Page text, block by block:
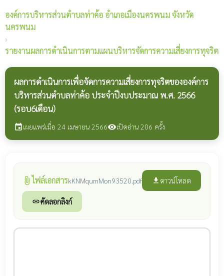
องค์การบริหารส่วนตำบลท่าค้อ อำเภอเมืองนครพนม จังหวัด
นครพนม
›
รายงานผลการดำเนินการตามแผนบริหารจัดการความเสี่ยงการทุจริต
ผลการดำเนินการเพื่อจัดการความเสี่ยงการทุจริตขององค์การ
บริหารส่วนตำบลท่าค้อ ประจำปีงบประมาณ พ.ศ. 2566
(รอบ6เดือน)
eventเผยแพร่เมื่อ 24 เมษายน 2566visibilityเปิดอ่าน 206 ครั้ง
attach_file ไฟล์เอกสารkKNMqumMon93520.pdf file_download ดาวน์โหลด
linkคัดลอกลิงก์